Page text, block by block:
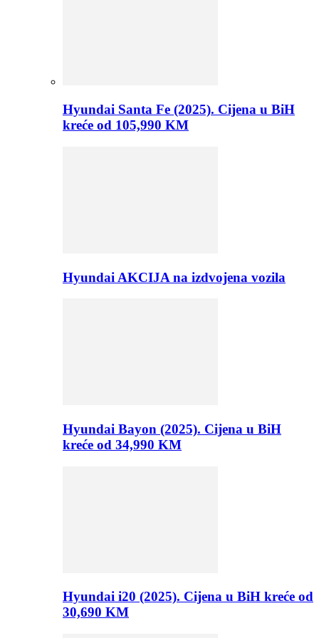
Hyundai Santa Fe (2025). Cijena u BiH
kreće od 105,990 KM
Hyundai AKCIJA na izdvojena vozila
Hyundai Bayon (2025). Cijena u BiH
kreće od 34,990 KM
Hyundai i20 (2025). Cijena u BiH kreće od
30,690 KM